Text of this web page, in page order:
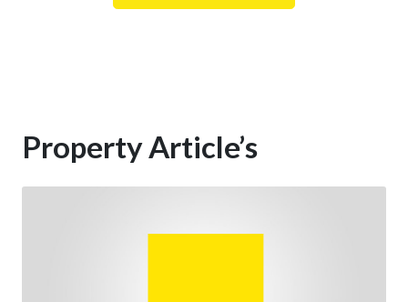
Property Article’s